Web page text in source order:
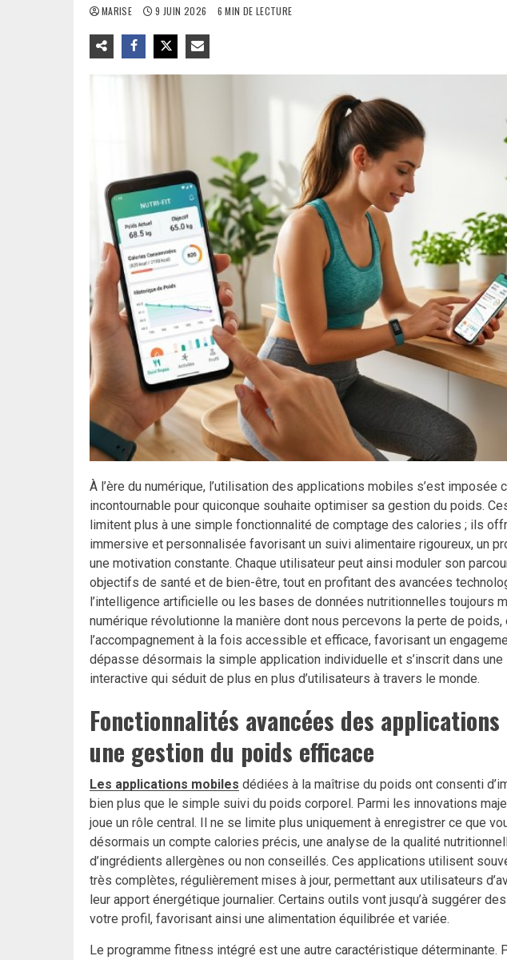
MARISE 9 JUIN 2026 6 MIN DE LECTURE
À l’ère du numérique, l’utilisation des applications mobiles s’est imposée
incontournable pour quiconque souhaite optimiser sa gestion du poids.
limitent plus à une simple fonctionnalité de comptage des calories ; ils
immersive et personnalisée favorisant un suivi alimentaire rigoureux, un
une motivation constante. Chaque utilisateur peut ainsi moduler son
objectifs de santé et de bien-être, tout en profitant des avancées
l’intelligence artificielle ou les bases de données nutritionnelles toujours
numérique révolutionne la manière dont nous percevons la perte de poids,
l’accompagnement à la fois accessible et efficace, favorisant un
dépasse désormais la simple application individuelle et s’inscrit dans
interactive qui séduit de plus en plus d’utilisateurs à travers le monde.
Fonctionnalités avancées des
une gestion du poids efficace
Les applications mobiles dédiées à la maîtrise du poids ont consenti
bien plus que le simple suivi du poids corporel. Parmi les innovations
joue un rôle central. Il ne se limite plus uniquement à enregistrer ce que
désormais un compte calories précis, une analyse de la qualité
d’ingrédients allergènes ou non conseillés. Ces applications utilisent
très complètes, régulièrement mises à jour, permettant aux utilisateurs
leur apport énergétique journalier. Certains outils vont jusqu’à suggérer
votre profil, favorisant ainsi une alimentation équilibrée et variée.
Le programme fitness intégré est une autre caractéristique déterminante.